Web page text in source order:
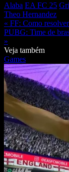
Alaba EA FC 25
Theo Hernandez
« FF: Como
PUBG: Time de
»
Veja também
Games